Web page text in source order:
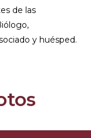
de las
y huésped.